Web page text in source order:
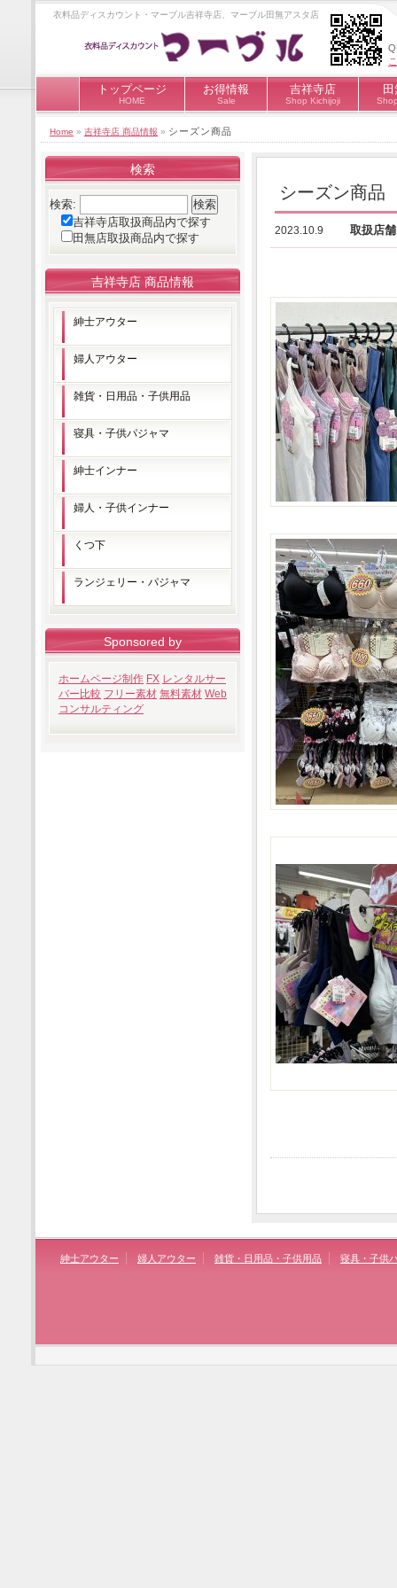
衣料品ディスカウント・マーブル吉祥寺店、マーブル田無アスタ店
トップページ
HOME
お得情報
Sale
吉祥寺店
Shop Kichijoji
Home » 吉祥寺店 商品情報 » シーズン商品
シーズン商品
2023.10.9 取扱店
検索
検索:
吉祥寺店取扱商品内で探す
田無店取扱商品内で探す
吉祥寺店 商品情報
紳士アウター
婦人アウター
雑貨・日用品・子供用品
寝具・子供パジャマ
紳士インナー
婦人・子供インナー
くつ下
ランジェリー・パジャマ
Sponsored by
ホームページ制作 FX レンタルサー
バー比較 フリー素材 無料素材 Web
コンサルティング
紳士アウター 婦人アウター 雑貨・日用品・子供用品 寝具・子供